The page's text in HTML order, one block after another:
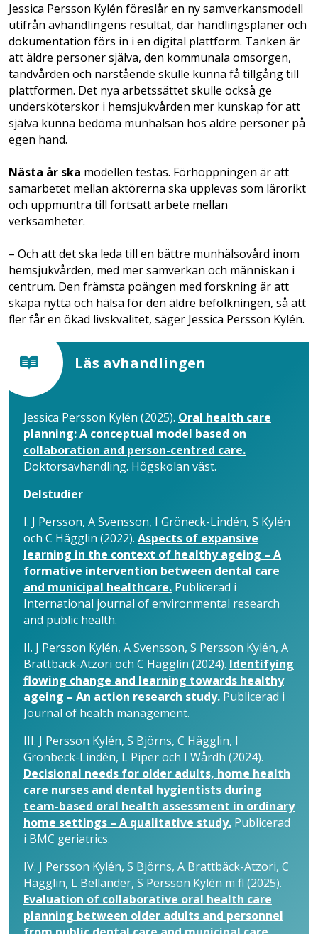
Jessica Persson Kylén föreslår en ny samverkansmodell
utifrån avhandlingens resultat, där handlingsplaner och
dokumentation förs in i en digital plattform. Tanken är
att äldre personer själva, den kommunala omsorgen,
tandvården och närstående skulle kunna få tillgång till
plattformen. Det nya arbetssättet skulle också ge
undersköterskor i hemsjukvården mer kunskap för att
själva kunna bedöma munhälsan hos äldre personer på
egen hand.
Nästa år ska modellen testas. Förhoppningen är att
samarbetet mellan aktörerna ska upplevas som lärorikt
och uppmuntra till fortsatt arbete mellan
verksamheter.
– Och att det ska leda till en bättre munhälsovård inom
hemsjukvården, med mer samverkan och människan i
centrum. Den främsta poängen med forskning är att
skapa nytta och hälsa för den äldre befolkningen, så att
fler får en ökad livskvalitet, säger Jessica Persson Kylén.
Läs avhandlingen
Jessica Persson Kylén (2025). Oral health care
planning: A conceptual model based on
collaboration and person-centred care.
Doktorsavhandling. Högskolan väst.
Delstudier
I. J Persson, A Svensson, I Gröneck-Lindén, S Kylén
och C Hägglin (2022). Aspects of expansive
learning in the context of healthy ageing – A
formative intervention between dental care
and municipal healthcare. Publicerad i
International journal of environmental research
and public health.
II. J Persson Kylén, A Svensson, S Persson Kylén, A
Brattbäck-Atzori och C Hägglin (2024). Identifying
flowing change and learning towards healthy
ageing – An action research study. Publicerad i
Journal of health management.
III. J Persson Kylén, S Björns, C Hägglin, I
Grönbeck-Lindén, L Piper och I Wårdh (2024).
Decisional needs for older adults, home health
care nurses and dental hygientists during
team-based oral health assessment in ordinary
home settings – A qualitative study. Publicerad
i BMC geriatrics.
IV. J Persson Kylén, S Björns, A Brattbäck-Atzori, C
Hägglin, L Bellander, S Persson Kylén m fl (2025).
Evaluation of collaborative oral health care
planning between older adults and personnel